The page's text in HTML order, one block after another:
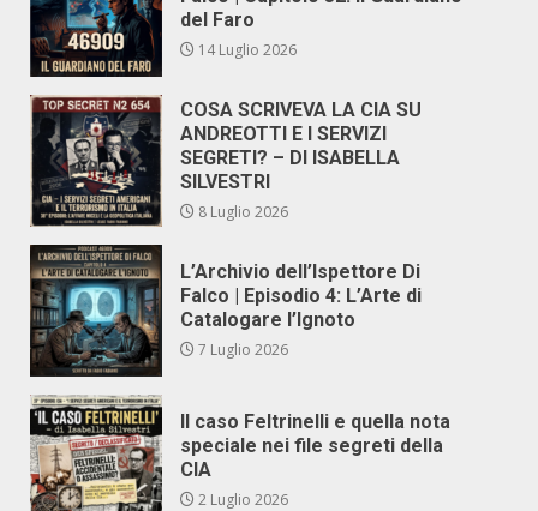
del Faro
14 Luglio 2026
COSA SCRIVEVA LA CIA SU
ANDREOTTI E I SERVIZI
SEGRETI? – DI ISABELLA
SILVESTRI
8 Luglio 2026
L’Archivio dell’Ispettore Di
Falco | Episodio 4: L’Arte di
Catalogare l’Ignoto
7 Luglio 2026
Il caso Feltrinelli e quella nota
speciale nei file segreti della
CIA
2 Luglio 2026